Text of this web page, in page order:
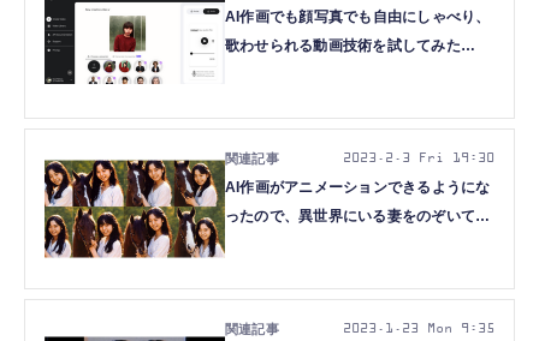
AI作画でも顔写真でも自由にしゃべり、
歌わせられる動画技術を試してみた
AI作画がアニメーションできるようにな
ったので、異世界にいる妻をのぞいてみ
2023.2.3 Fri 19:30
2023.1.23 Mon 9:35